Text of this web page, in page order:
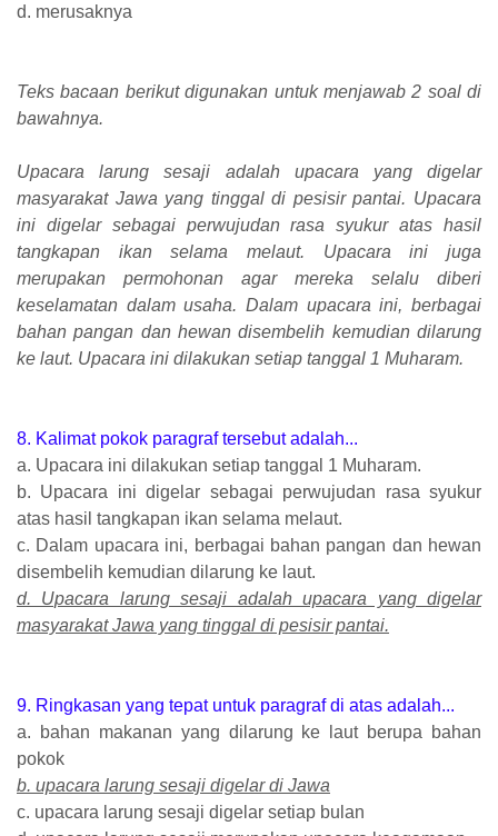
d. merusaknya
Teks bacaan berikut digunakan untuk menjawab 2 soal di
bawahnya.
Upacara larung sesaji adalah upacara yang digelar
masyarakat Jawa yang tinggal di pesisir pantai. Upacara
ini digelar sebagai perwujudan rasa syukur atas hasil
tangkapan ikan selama melaut. Upacara ini juga
merupakan permohonan agar mereka selalu diberi
keselamatan dalam usaha. Dalam upacara ini, berbagai
bahan pangan dan hewan disembelih kemudian dilarung
ke laut. Upacara ini dilakukan setiap tanggal 1 Muharam.
8. Kalimat pokok paragraf tersebut adalah...
a. Upacara ini dilakukan setiap tanggal 1 Muharam.
b. Upacara ini digelar sebagai perwujudan rasa syukur
atas hasil tangkapan ikan selama melaut.
c. Dalam upacara ini, berbagai bahan pangan dan hewan
disembelih kemudian dilarung ke laut.
d. Upacara larung sesaji adalah upacara yang digelar
masyarakat Jawa yang tinggal di pesisir pantai.
9. Ringkasan yang tepat untuk paragraf di atas adalah...
a. bahan makanan yang dilarung ke laut berupa bahan
pokok
b. upacara larung sesaji digelar di Jawa
c. upacara larung sesaji digelar setiap bulan